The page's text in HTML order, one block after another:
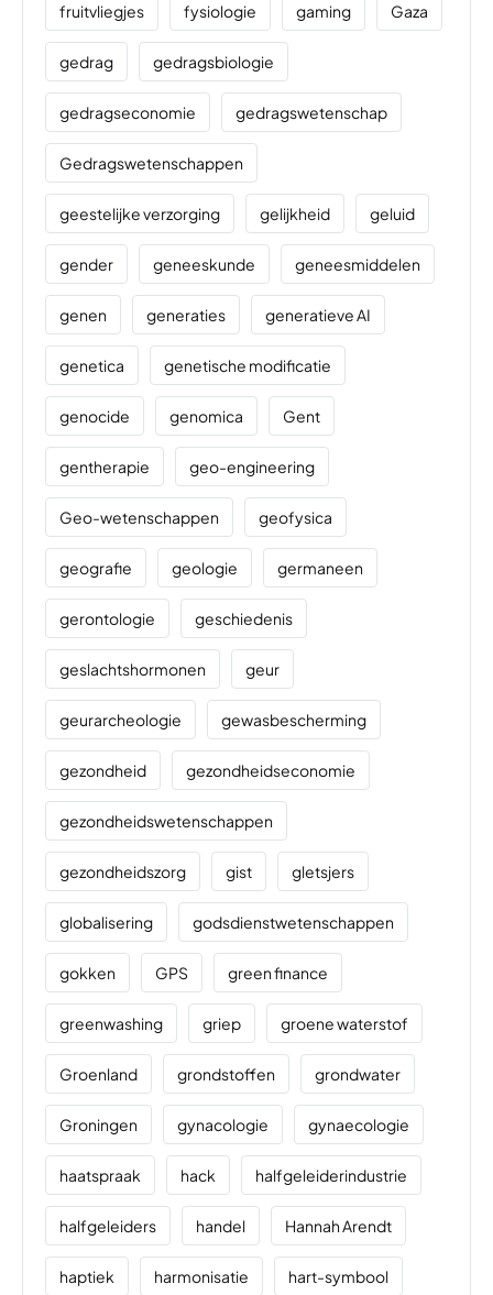
fruitvliegjes fysiologie gaming Gaza
gedrag gedragsbiologie
gedragseconomie gedragswetenschap
Gedragswetenschappen
geestelijke verzorging gelijkheid geluid
gender geneeskunde geneesmiddelen
genen generaties generatieve AI
genetica genetische modificatie
genocide genomica Gent
gentherapie geo-engineering
Geo-wetenschappen geofysica
geografie geologie germaneen
gerontologie geschiedenis
geslachtshormonen geur
geurarcheologie gewasbescherming
gezondheid gezondheidseconomie
gezondheidswetenschappen
gezondheidszorg gist gletsjers
globalisering godsdienstwetenschappen
gokken GPS green finance
greenwashing griep groene waterstof
Groenland grondstoffen grondwater
Groningen gynacologie gynaecologie
haatspraak hack halfgeleiderindustrie
halfgeleiders handel Hannah Arendt
haptiek harmonisatie hart-symbool